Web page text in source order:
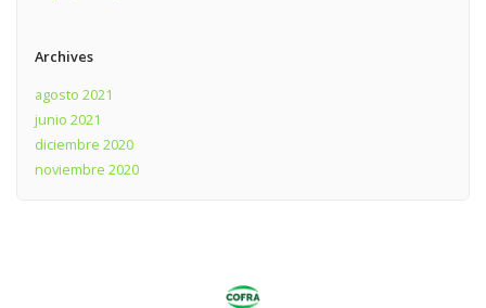
Archives
agosto 2021
junio 2021
diciembre 2020
noviembre 2020